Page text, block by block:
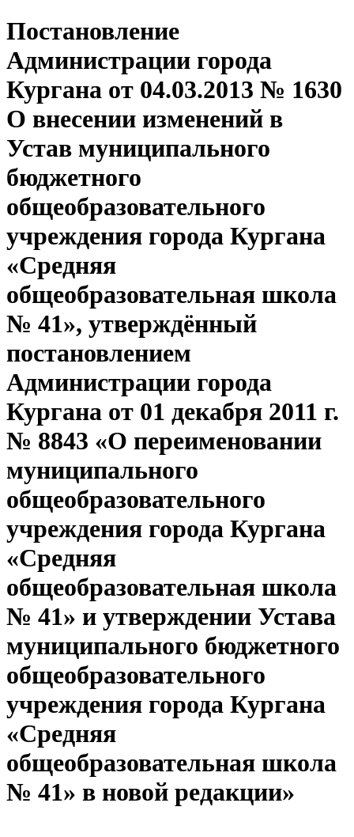
Постановление
Администрации города
Кургана от 04.03.2013 № 1630
О внесении изменений в
Устав муниципального
бюджетного
общеобразовательного
учреждения города Кургана
«Средняя
общеобразовательная школа
№ 41», утверждённый
постановлением
Администрации города
Кургана от 01 декабря 2011 г.
№ 8843 «О переименовании
муниципального
общеобразовательного
учреждения города Кургана
«Средняя
общеобразовательная школа
№ 41» и утверждении Устава
муниципального бюджетного
общеобразовательного
учреждения города Кургана
«Средняя
общеобразовательная школа
№ 41» в новой редакции»